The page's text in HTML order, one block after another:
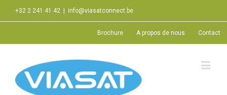
+32 2 241 41 42 info@viasatconnect.be
Brochure A propos de nous Contact